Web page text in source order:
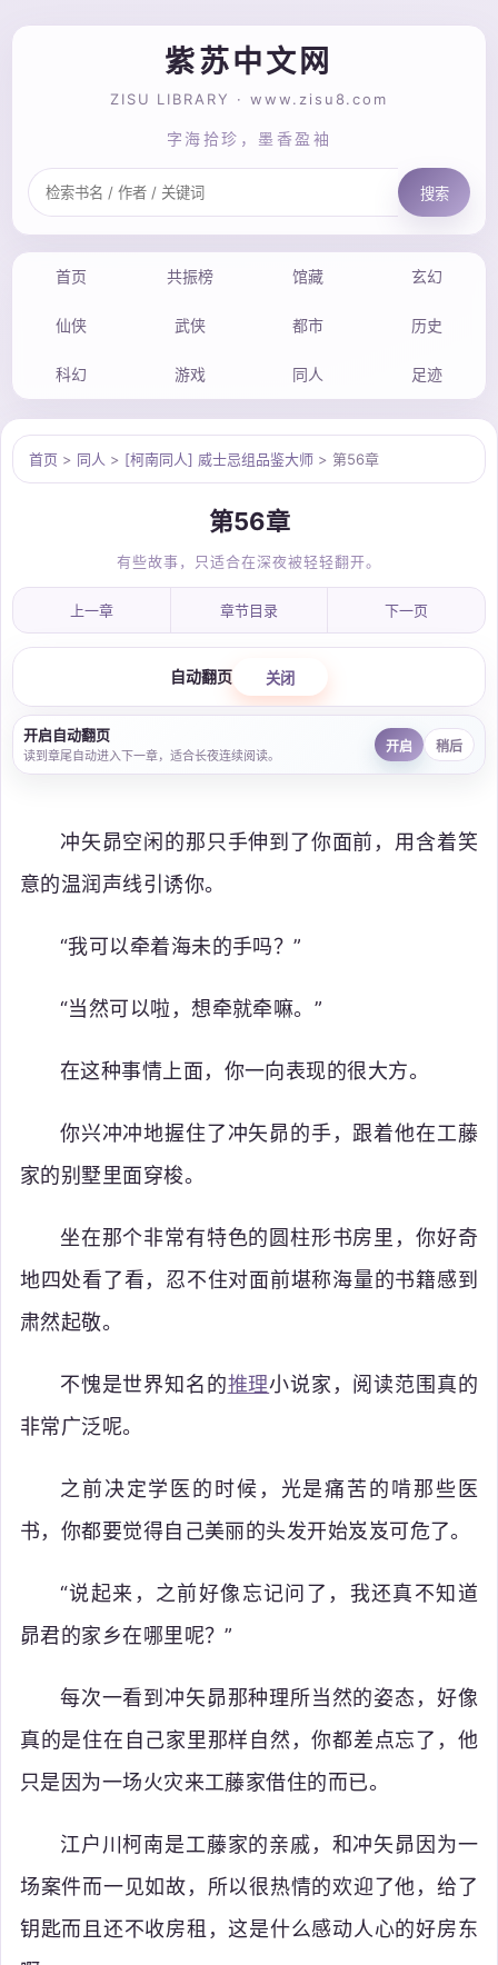
紫苏中文网
ZISU LIBRARY · www.zisu8.com
字海拾珍，墨香盈袖
搜索
首页 共振榜 馆藏 玄幻
仙侠 武侠 都市 历史
科幻 游戏 同人 足迹
首页 > 同人 > [柯南同人] 威士忌组品鉴大师 > 第56章
第56章
有些故事，只适合在深夜被轻轻翻开。
上一章 章节目录 下一页
自动翻页 关闭
开启自动翻页
读到章尾自动进入下一章，适合长夜连续阅读。
开启 稍后
冲矢昴空闲的那只手伸到了你面前，用含着笑
意的温润声线引诱你。
“我可以牵着海未的手吗？”
“当然可以啦，想牵就牵嘛。”
在这种事情上面，你一向表现的很大方。
你兴冲冲地握住了冲矢昴的手，跟着他在工藤
家的别墅里面穿梭。
坐在那个非常有特色的圆柱形书房里，你好奇
地四处看了看，忍不住对面前堪称海量的书籍感到
肃然起敬。
不愧是世界知名的推理小说家，阅读范围真的
非常广泛呢。
之前决定学医的时候，光是痛苦的啃那些医
书，你都要觉得自己美丽的头发开始岌岌可危了。
“说起来，之前好像忘记问了，我还真不知道
昴君的家乡在哪里呢？”
每次一看到冲矢昴那种理所当然的姿态，好像
真的是住在自己家里那样自然，你都差点忘了，他
只是因为一场火灾来工藤家借住的而已。
江户川柯南是工藤家的亲戚，和冲矢昴因为一
场案件而一见如故，所以很热情的欢迎了他，给了
钥匙而且还不收房租，这是什么感动人心的好房东